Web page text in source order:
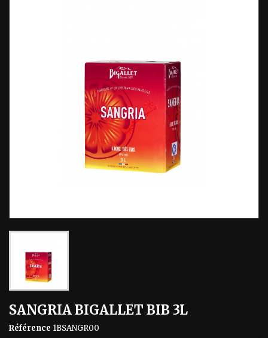
SANGRIA BIGALLET BIB 3L
Référence 1BSANGR00